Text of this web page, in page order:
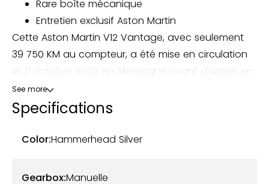
Rare boîte mécanique
Entretien exclusif Aston Martin
Cette Aston Martin V12 Vantage, avec seulement
39 750 KM au compteur, a été mise en circulation
France en 2022. Son second propriétaire en a fait
l'acquisition la même année.
Cette V12 Vantage se distingue par sa teinte
See more
Specifications
Color:Hammerhead Silver
Gearbox:Manuelle